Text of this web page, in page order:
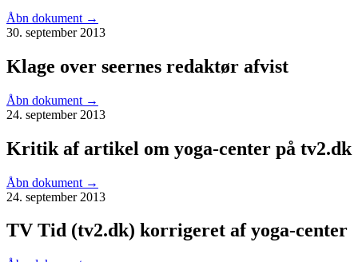
Åbn dokument →
30. september 2013
Klage over seernes redaktør afvist
Åbn dokument →
24. september 2013
Kritik af artikel om yoga-center på tv2.dk
Åbn dokument →
24. september 2013
TV Tid (tv2.dk) korrigeret af yoga-center